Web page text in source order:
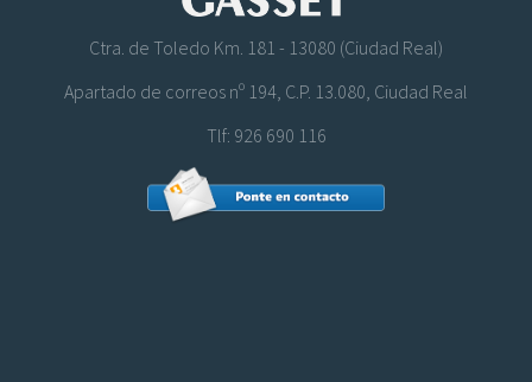
Ctra. de Toledo Km. 181 - 13080 (Ciudad Real)
Apartado de correos nº 194, C.P. 13.080, Ciudad Real
Tlf: 926 690 116